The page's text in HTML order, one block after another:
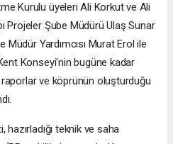
Kurulu üyeleri Ali Korkut ve Ali
Projeler Şube Müdürü Ulaş Sunar
Müdür Yardımcısı Murat Erol ile
Konseyi'nin bugüne kadar
raporlar ve köprünün oluşturduğu
teknik ve saha